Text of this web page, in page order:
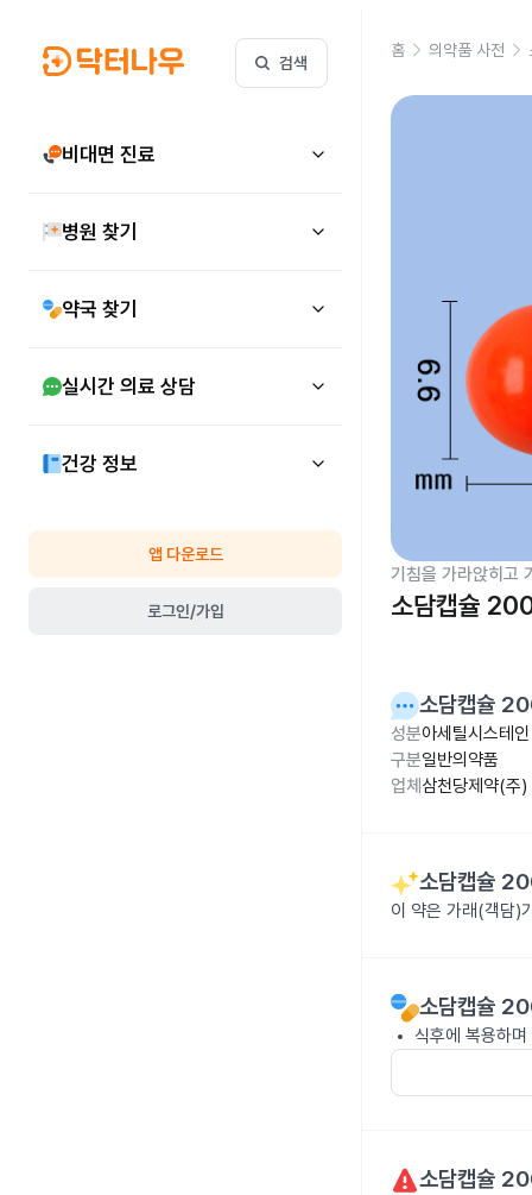
검색
비대면 진료
병원 찾기
약국 찾기
실시간 의료 상담
건강 정보
앱 다운로드
로그인/가입
홈 의약품 사전
기침을 가라앉히고
소담캡슐
소담캡슐
성분아세틸시스테
구분일반의약품
업체 삼천당제약(주)
소담캡슐
이 약은 가래(객담)
소담캡슐
식후에 복용하
소담캡슐